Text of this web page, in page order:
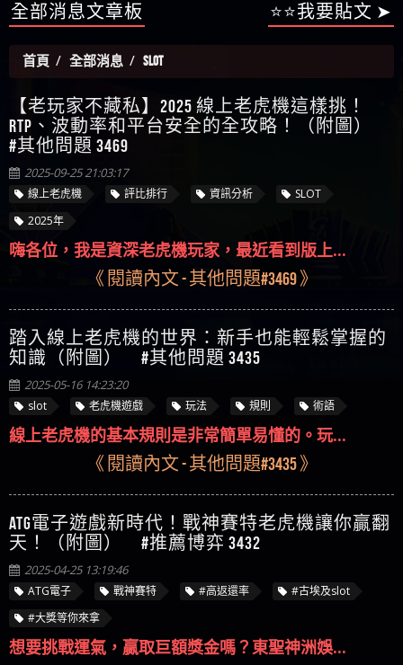
【侯依揚】廢物喔
全部消息文章板 ⭐⭐我要貼文 ➤
首頁 全部消息 SLOT
【老玩家不藏私】2025 線上老虎機這樣挑！
RTP、波動率和平台安全的全攻略！（附圖）
#其他問題 3469
2025-09-25 21:03:17
線上老虎機 評比排行 資訊分析
SLOT
2025年
嗨各位，我是資深老虎機玩家，最近看到版上...
《 閱讀內文 - 其他問題#3469 》
踏入線上老虎機的世界：新手也能輕鬆掌握的
知識（附圖） #其他問題 3435
2025-05-16 14:23:20
slot 老虎機遊戲 玩法 規則 術語
線上老虎機的基本規則是非常簡單易懂的。玩...
《 閱讀內文 - 其他問題#3435 》
ATG電子遊戲新時代！戰神賽特老虎機讓你贏翻
天！（附圖） #推薦博弈 3432
2025-04-25 13:19:46
ATG電子 戰神賽特 #高返還率
#古埃及slot
#大獎等你來拿
想要挑戰運氣，贏取巨額獎金嗎？東聖神洲娛...